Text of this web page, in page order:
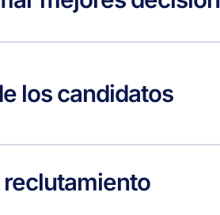
los candidatos